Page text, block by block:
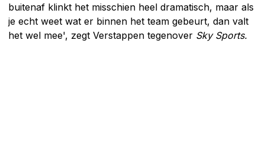
buitenaf klinkt het misschien heel dramatisch, maar als
je echt weet wat er binnen het team gebeurt, dan valt
het wel mee', zegt Verstappen tegenover Sky Sports.